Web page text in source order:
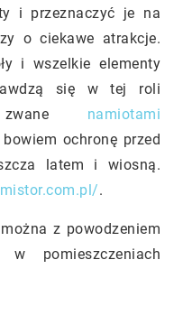
i przeznaczyć je na
o ciekawe atrakcje.
i wszelkie elementy
się w tej roli
zwane namiotami
ochronę przed
latem i wiosną.
.
z powodzeniem
pomieszczeniach